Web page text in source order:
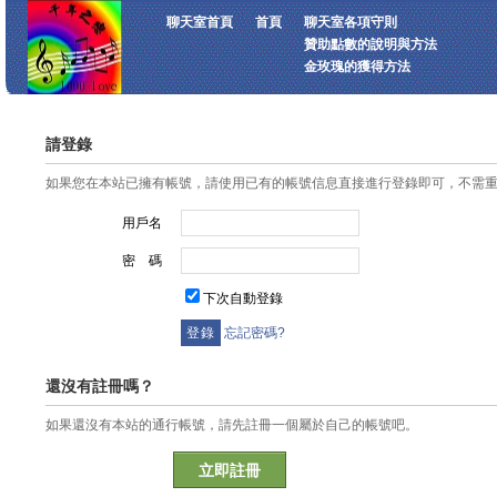
聊天室首頁 首頁
聊天室各項守則
贊助點數的說明與方法
金玫瑰的獲得方法
請登錄
如果您在本站已擁有帳號，請使用已有的帳號信息直接進行登錄即可，不需
用戶名
密 碼
下次自動登錄
忘記密碼?
還沒有註冊嗎？
如果還沒有本站的通行帳號，請先註冊一個屬於自己的帳號吧。
立即註冊